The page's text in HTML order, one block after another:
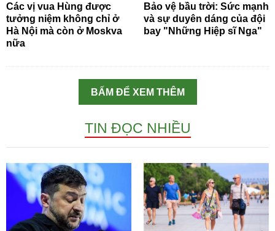
Các vị vua Hùng được
tưởng niệm không chỉ ở
Hà Nội mà còn ở Moskva
nữa
Bảo vệ bầu trời: Sức mạnh
và sự duyên dáng của đội
bay "Những Hiệp sĩ Nga"
BẤM ĐỂ XEM THÊM
TIN ĐỌC NHIỀU